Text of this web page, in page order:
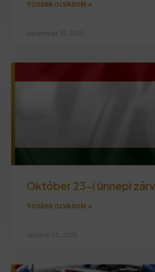
TOVÁBB OLVASOM »
december 10, 2025
Október 23-i ünnepi
TOVÁBB OLVASOM »
október 20, 2025